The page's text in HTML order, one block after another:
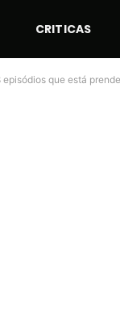
CRITICAS
que está